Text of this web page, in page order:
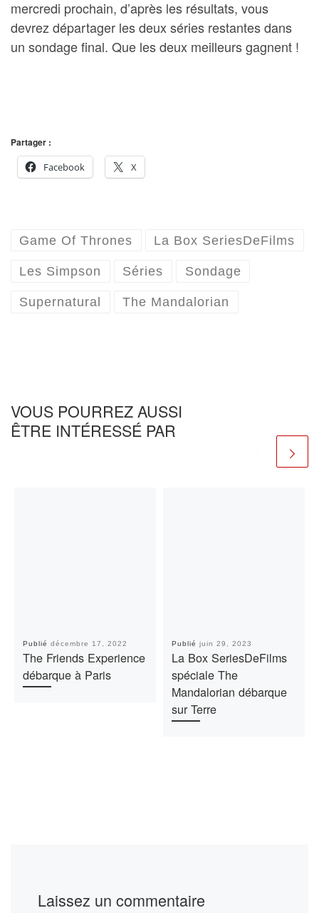
mercredi prochain, d’après les résultats, vous
devrez départager les deux séries restantes dans
un sondage final. Que les deux meilleurs gagnent !
Partager :
Facebook
X
Game Of Thrones La Box SeriesDeFilms
Les Simpson Séries Sondage
Supernatural The Mandalorian
VOUS POURREZ AUSSI
ÊTRE INTÉRESSÉ PAR
Publié décembre 17, 2022
The Friends Experience
débarque à Paris
Publié juin 29, 2023
La Box SeriesDeFilms
spéciale The
Mandalorian débarque
sur Terre
Laissez un commentaire